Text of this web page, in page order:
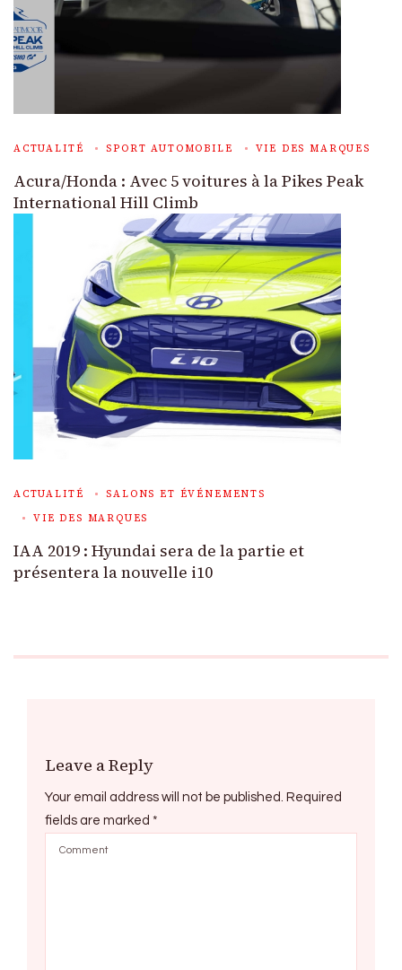
ACTUALITÉ SPORT AUTOMOBILE VIE DES MARQUES
Acura/Honda : Avec 5 voitures à la Pikes Peak
International Hill Climb
ACTUALITÉ
SALONS ET ÉVÉNEMENTS
VIE DES MARQUES
IAA 2019 : Hyundai sera de la partie et
présentera la nouvelle i10
Leave a Reply
Your email address will not be published. Required
fields are marked *